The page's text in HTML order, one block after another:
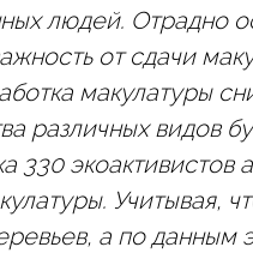
людей. Отрадно
от сдачи
макулатуры
различных видов
330
Учитывая,
а по данным